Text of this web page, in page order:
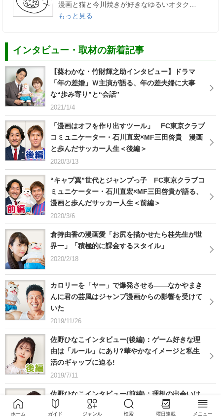
漫画と猫と今川焼きが好きなゆるいオタク…
もっと見る
インタビュー・取材の新着記事
【葵わかな・竹財輝之助インタビュー】ドラマ
「年の差婚」Ｗ主演が語る、年の差夫婦に大事
な“歩み寄り”と“会話”
2021/1/4
「漫画はオフを作り出すツール」 FC東京クラブ
コミュニケーター・石川直宏×MF三田啓貴 漫画
と歩んだサッカー人生＜後編＞
2020/3/13
“キャプ翼”世代とジャンプっ子 FC東京クラブコ
ミュニケーター・石川直宏×MF三田啓貴が語る、
漫画と歩んだサッカー人生＜前編＞
2020/3/6
倉持由香の漫画愛「お尻を描かせたら桂先生が世
界一」「積極的に課金するスタイル」
2020/2/18
カロリーを「ヤー」で爆発させる——なかやまき
んに君の芸風はジャンプ漫画からの影響を受けて
いた
2019/11/26
佐野ひなこインタビュー(後編)：ゲーム好きな理
由は「ルール」にあり?華やかなイメージと私生
活のギャップに迫る!
2019/7/11
佐野ひなこインタビュー(前編)：理想の出会いは
図書館で。同じ型のギターを買ってしまうほど影
響を受けた漫画とは!?
ホーム ガイド ジャンル 検索 曜日連載 メニュー